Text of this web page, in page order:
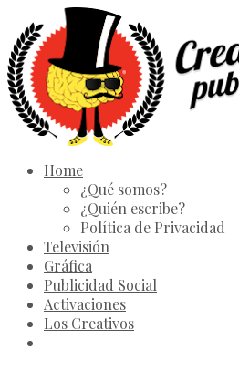
Home
¿Qué somos?
¿Quién escribe?
Política de Privacidad
Televisión
Gráfica
Publicidad Social
Activaciones
Los Creativos